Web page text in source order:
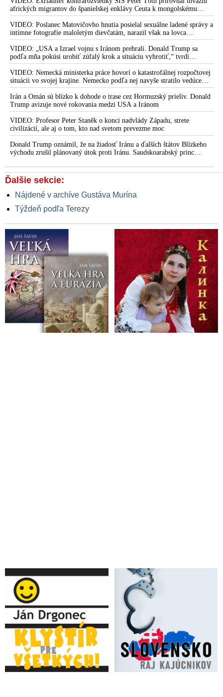
afrických migrantov do španielskej enklávy Ceuta k mongolskému
vpádu do strednej Európy, ku ktorému došlo v 13. storočí
VIDEO: Poslanec Matovičovho hnutia posielal sexuálne ladené správy a
intímne fotografie maloletým dievčatám, narazil však na lovca
pedofilov
VIDEO: „USA a Izrael vojnu s Iránom prehrali. Donald Trump sa
podľa mňa pokúsi urobiť zúfalý krok a situáciu vyhrotiť,“ tvrdí
americký armádny plukovník vo výslužbe Douglas Macgregor
VIDEO: Nemecká ministerka práce hovorí o katastrofálnej rozpočtovej
situácii vo svojej krajine. Nemecko podľa nej navyše stratilo vedúce
postavenie v mnohých technologických oblastiach
Irán a Omán sú blízko k dohode o trase cez Hormuzský prieliv. Donald
Trump avizuje nové rokovania medzi USA a Iránom
VIDEO: Profesor Peter Staněk o konci nadvlády Západu, strete
civilizácií, ale aj o tom, kto nad svetom prevezme moc
Donald Trump oznámil, že na žiadosť Iránu a ďalších štátov Blízkeho
východu zrušil plánovaný útok proti Iránu. Saudskoarabský princ
konfliktu
Ďalšie sekcie:
Nájdené v archíve Gustáva Murína
Týždeň podľa Terezy